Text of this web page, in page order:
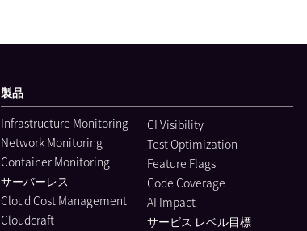
製品
Infrastructure Monitoring
Network Monitoring
Container Monitoring
サーバーレス
Cloud Cost Management
Cloudcraft
CI Visibility
Test Optimization
Feature Flags
Code Coverage
AI Impact
サービス レベル目標